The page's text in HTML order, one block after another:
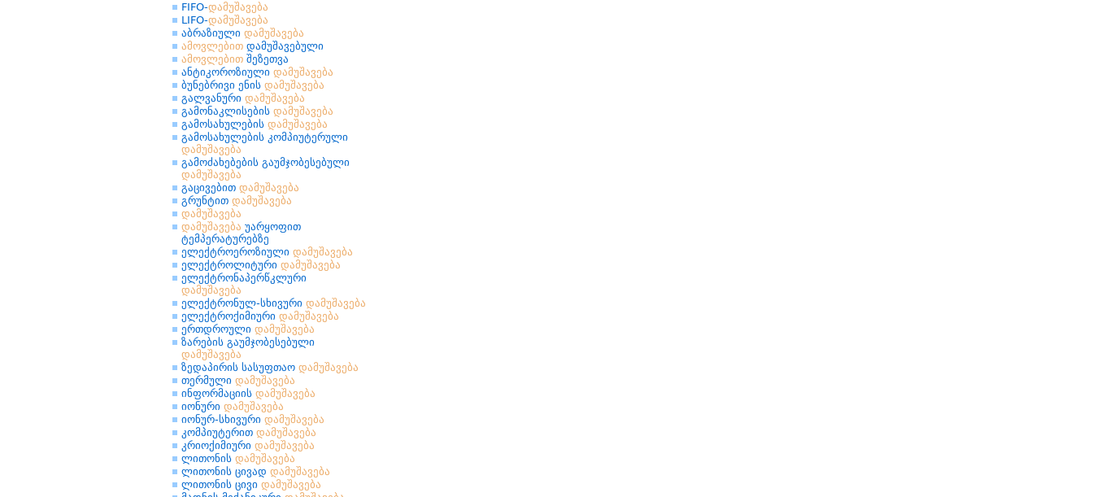
FIFO-დამუშავება
LIFO-დამუშავება
აბრაზიული დამუშავება
ამოვლებით დამუშავებული
ამოვლებით შეზეთვა
ანტიკოროზიული დამუშავება
ბუნებრივი ენის დამუშავება
გალვანური დამუშავება
გამონაკლისების დამუშავება
გამოსახულების დამუშავება
გამოსახულების კომპიუტერული
დამუშავება
გამოძახებების გაუმჯობესებული
დამუშავება
გაცივებით დამუშავება
გრუნტით დამუშავება
დამუშავება
დამუშავება უარყოფით
ტემპერატურებზე
ელექტროეროზიული დამუშავება
ელექტროლიტური დამუშავება
ელექტრონაპერწკლური
დამუშავება
ელექტრონულ-სხივური დამუშავება
ელექტროქიმიური დამუშავება
ერთდროული დამუშავება
ზარების გაუმჯობესებული
დამუშავება
ზედაპირის სასუფთაო დამუშავება
თერმული დამუშავება
ინფორმაციის დამუშავება
იონური დამუშავება
იონურ-სხივური დამუშავება
კომპიუტერით დამუშავება
კრიოქიმიური დამუშავება
ლითონის დამუშავება
ლითონის ცივად დამუშავება
ლითონის ცივი დამუშავება